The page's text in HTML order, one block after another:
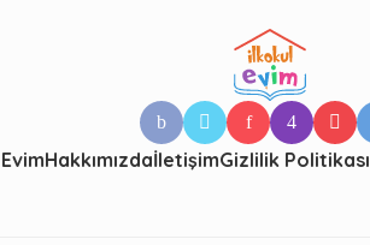
HakkımızdaİletişimGizlilik Politikası